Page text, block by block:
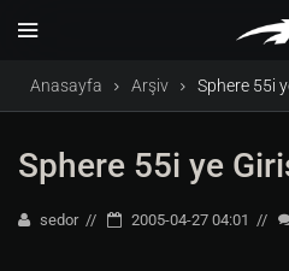
Anasayfa Arşiv Sphere 55i
Sphere 55i ye
sedor 2005-04-27 04:01